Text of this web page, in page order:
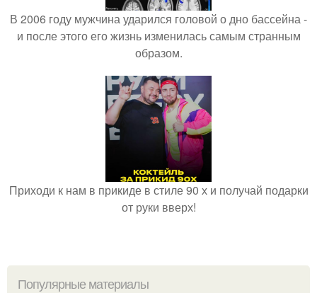
В 2006 году мужчина ударился головой о дно бассейна -
и после этого его жизнь изменилась самым странным
образом.
Приходи к нам в прикиде в стиле 90 х и получай подарки
от руки вверх!
Популярные материалы